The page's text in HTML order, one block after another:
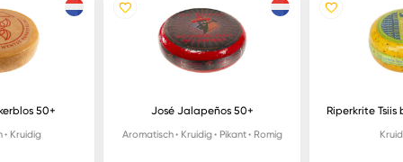
50+
Kruidig
José Jalapeños 50+
Aromatisch Kruidig Pikant Romig
Riperkrite Tsiis